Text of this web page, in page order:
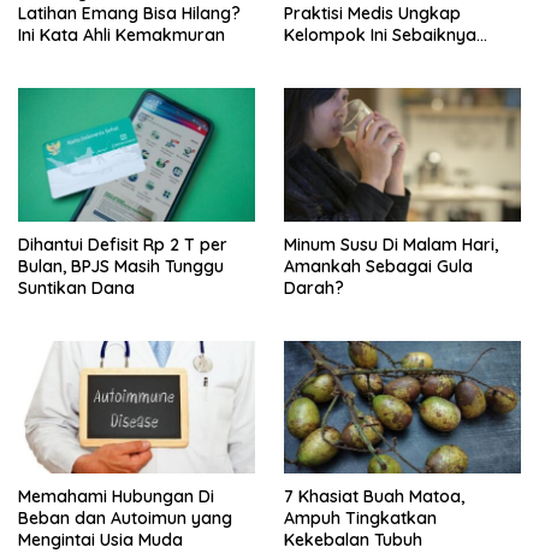
Latihan Emang Bisa Hilang?
Ini Kata Ahli Kemakmuran
Praktisi Medis Ungkap
Kelompok Ini Sebaiknya
Dihantui Defisit Rp 2 T per
Bulan, BPJS Masih Tunggu
Suntikan Dana
Minum Susu Di Malam Hari,
Amankah Sebagai Gula
Darah?
Memahami Hubungan Di
Beban dan Autoimun yang
Mengintai Usia Muda
7 Khasiat Buah Matoa,
Ampuh Tingkatkan
Kekebalan Tubuh